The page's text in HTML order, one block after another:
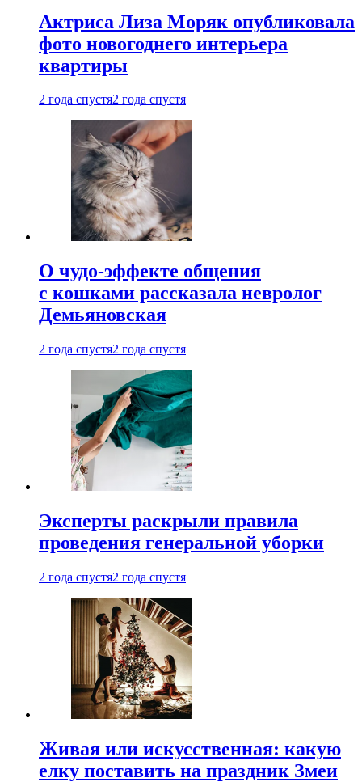
Актриса Лиза Моряк опубликовала
фото новогоднего интерьера
квартиры
2 года спустя2 года спустя
О чудо-эффекте общения
с кошками рассказала невролог
Демьяновская
2 года спустя2 года спустя
Эксперты раскрыли правила
проведения генеральной уборки
2 года спустя2 года спустя
Живая или искусственная: какую
елку поставить на праздник Змеи